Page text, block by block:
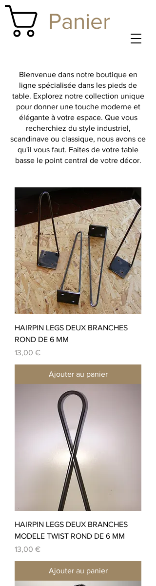
Panier
Bienvenue dans notre boutique en
ligne spécialisée dans les pieds de
table. Explorez notre collection unique
pour donner une touche moderne et
élégante à votre espace. Que vous
recherchiez du style industriel,
scandinave ou classique, nous avons ce
qu'il vous faut. Faites de votre table
basse le point central de votre décor.
HAIRPIN LEGS DEUX BRANCHES
ROND DE 6 MM
Prix
13,00 €
Ajouter au panier
HAIRPIN LEGS DEUX BRANCHES
MODELE TWIST ROND DE 6 MM
Prix
13,00 €
Ajouter au panier